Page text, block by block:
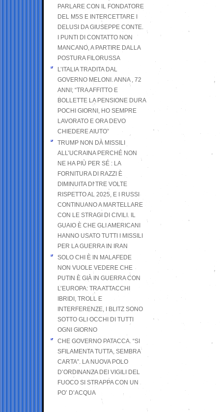
PARLARE CON IL FONDATORE
DEL M5S E INTERCETTARE I
DELUSI DA GIUSEPPE CONTE.
I PUNTI DI CONTATTO NON
MANCANO, A PARTIRE DALLA
POSTURA FILORUSSA
L’ITALIA TRADITA DAL
GOVERNO MELONI. ANNA , 72
ANNI; “TRA AFFITTO E
BOLLETTE LA PENSIONE DURA
POCHI GIORNI, HO SEMPRE
LAVORATO E ORA DEVO
CHIEDERE AIUTO”
TRUMP NON DÀ MISSILI
ALL’UCRAINA PERCHÉ NON
NE HA PIÙ PER SÉ : LA
FORNITURA DI RAZZI È
DIMINUITA DI TRE VOLTE
RISPETTO AL 2025, E I RUSSI
CONTINUANO A MARTELLARE
CON LE STRAGI DI CIVILI. IL
GUAIO È CHE GLI AMERICANI
HANNO USATO TUTTI I MISSILI
PER LA GUERRA IN IRAN
SOLO CHI È IN MALAFEDE
NON VUOLE VEDERE CHE
PUTIN È GIÀ IN GUERRA CON
L’EUROPA: TRA ATTACCHI
IBRIDI, TROLL E
INTERFERENZE, I BLITZ SONO
SOTTO GLI OCCHI DI TUTTI
OGNI GIORNO
CHE GOVERNO PATACCA. “SI
SFILAMENTA TUTTA, SEMBRA
CARTA”. LA NUOVA POLO
D’ORDINANZA DEI VIGILI DEL
FUOCO SI STRAPPA CON UN
PO’ D’ACQUA